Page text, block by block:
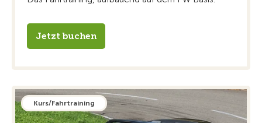
Jetzt buchen
Kurs/Fahrtraining